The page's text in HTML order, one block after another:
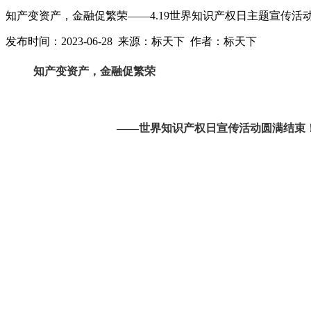
知产变资产，金融促繁荣——4.19世界知识产权日主题宣传活
发布时间：2023-06-28 来源：标天下 作者：标天下
知产变资产，金融促繁荣
——世界知识产权日宣传活动圆满结束